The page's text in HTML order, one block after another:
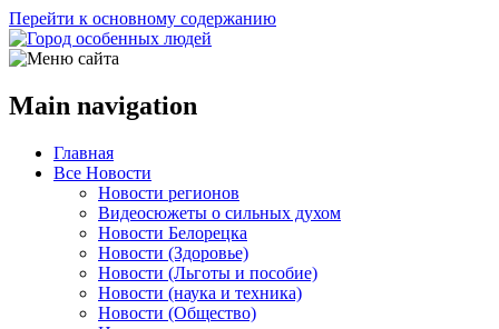
Перейти к основному содержанию
Main navigation
Главная
Все Новости
Новости регионов
Видеосюжеты о сильных духом
Новости Белорецка
Новости (Здоровье)
Новости (Льготы и пособие)
Новости (наука и техника)
Новости (Общество)